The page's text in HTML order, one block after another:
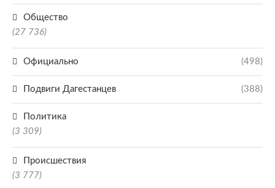
Общество
(27 736)
Официально (498)
Подвиги Дагестанцев (388)
Политика
(3 309)
Происшествия
(3 777)